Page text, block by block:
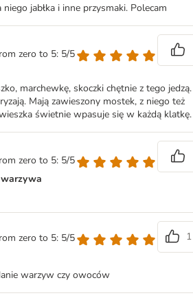
jabłka i inne przysmaki. Polecam
zero to 5: 5/5
marchewkę, skoczki chętnie z tego jedzą.
Mają zawieszony mostek, z niego też
świetnie wpasuje się w każdą klatkę.
zero to 5: 5/5
zero to 5: 5/5
1
warzyw czy owoców